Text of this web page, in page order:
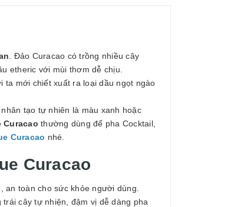
. Đảo Curacao có trồng nhiều cây
etheric với mùi thơm dễ chịu.
ta mới chiết xuất ra loại dầu ngọt ngào
tạo tự nhiên là màu xanh hoặc
Curacao thường dùng để pha Cocktail,
Curacao nhé.
Curacao
toàn cho sức khỏe người dùng.
cây tự nhiện, đậm vị dễ dàng pha